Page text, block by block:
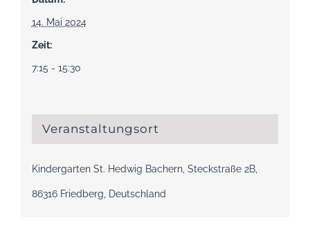
14. Mai 2024
Zeit:
7:15 - 15:30
Veranstaltungsort
Kindergarten St. Hedwig Bachern, Steckstraße 2B,
86316 Friedberg, Deutschland